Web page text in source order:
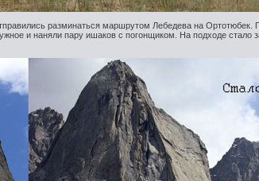
разминаться маршрутом Лебедева на Ортотюбек.
и наняли пару ишаков с погонщиком. На подходе стало